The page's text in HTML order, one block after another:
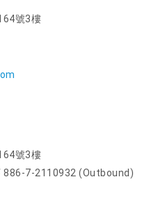
號3樓
號3樓
7-2110932 (Outbound)